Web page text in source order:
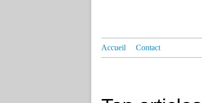
Accueil Contact